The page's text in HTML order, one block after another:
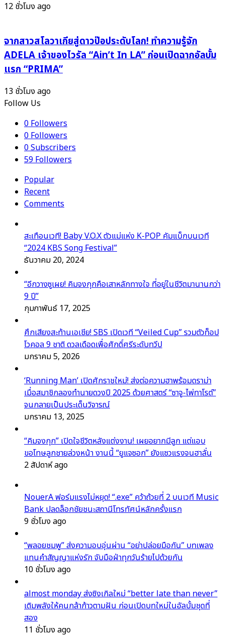
MV!
ๆ
12 ชั่วโมง ago
จากสาวสโลวาเกียสู่ดาวป๊อประดับโลก! ทำความรู้จัก
ADELA เจ้าของไวรัล “Ain’t In LA” ก่อนเปิดฉากอัลบั้ม
แรก “PRIMA”
13 ชั่วโมง ago
Follow Us
0Followers
0Followers
0Subscribers
59Followers
Popular
Recent
Comments
สะเทือนเวที! Baby V.O.X ตัวแม่แห่ง K-POP คัมแบ็กบนเวที
“2024 KBS Song Festival”
ธันวาคม 20, 2024
“อีกวางซูเผย! คิมจงกุกคือเสาหลักทางใจ ที่อยู่ในชีวิตมานานกว่า
9 ปี”
กุมภาพันธ์ 17, 2025
ศึกเสียงสะท้านเอเชีย! SBS เปิดเวที “Veiled Cup” รวมตัวท็อป
โวคอล 9 ชาติ ดวลเดือดเพื่อศักดิ์ศรีระดับทวีป
มกราคม 5, 2026
‘Running Man’ เปิดศักราชใหม่! ส่งต่อความฮาพร้อมดราม่า
เมื่อสมาชิกลองทำนายดวงปี 2025 ด้วยศาสตร์ “ซาจู-ไพ่ทาโรต์”
จนกลายเป็นประเด็นวิจารณ์
มกราคม 13, 2025
“คิมจงกุก” เปิดใจชีวิตหลังแต่งงาน! เผยอยากมีลูก แต่แอบ
ขอโทษลูกชายล่วงหน้า งานนี้ “ยูแจซอก” ยังแซวแรงจนฮาลั่น
2 สัปดาห์ ago
NouerA ฟอร์มแรงไม่หยุด! “.exe” คว้าถ้วยที่ 2 บนเวที Music
Bank ปลดล็อกชัยชนะสถานีโทรทัศน์หลักครั้งแรก
9 ชั่วโมง ago
“พลอยชมพู” ส่งความอบอุ่นผ่าน “อย่าปล่อยมือกัน” บทเพลง
แทนคำสัญญาแห่งรัก จับมือฝ่าทุกวันร้ายไปด้วยกัน
10 ชั่วโมง ago
almost monday ส่งซิงเกิลใหม่ “better late than never”
เติมพลังให้คนกล้าก้าวตามฝัน ก่อนเปิดบทใหม่ในอัลบั้มชุดที่
สอง
11 ชั่วโมง ago